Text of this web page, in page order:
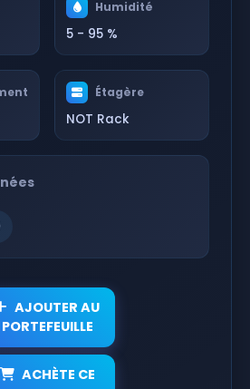
Humidité
5 - 95 %
Étagère
NOT Rack
AJOUTER AU
PORTEFEUILLE
ACHÈTE CE